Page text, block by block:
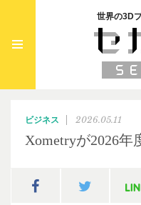
世界の3D
ビジネス 2026.05.11
Xometryが2026年